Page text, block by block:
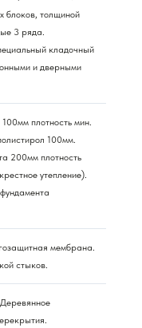
блоков, толщиной
3 ряда.
кладочный
и дверными
плотность мин.
100мм.
200мм плотность
утепление).
мембрана.
стыков.
Деревянное